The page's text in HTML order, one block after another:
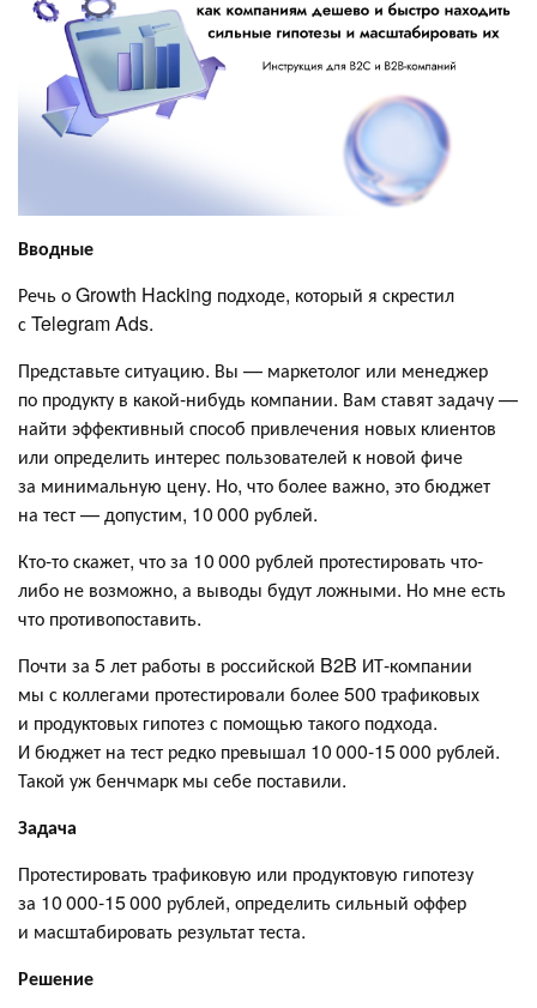
Вводные
Речь о Growth Hacking подходе, который я скрестил
с Telegram Ads.
Представьте ситуацию. Вы — маркетолог или менеджер
по продукту в какой-нибудь компании. Вам ставят задачу —
найти эффективный способ привлечения новых клиентов
или определить интерес пользователей к новой фиче
за минимальную цену. Но, что более важно, это бюджет
на тест — допустим, 10 000 рублей.
Кто-то скажет, что за 10 000 рублей протестировать что-
либо не возможно, а выводы будут ложными. Но мне есть
что противопоставить.
Почти за 5 лет работы в российской B2B ИТ-компании
мы с коллегами протестировали более 500 трафиковых
и продуктовых гипотез с помощью такого подхода.
И бюджет на тест редко превышал 10 000-15 000 рублей.
Такой уж бенчмарк мы себе поставили.
Задача
Протестировать трафиковую или продуктовую гипотезу
за 10 000-15 000 рублей, определить сильный оффер
и масштабировать результат теста.
Решение